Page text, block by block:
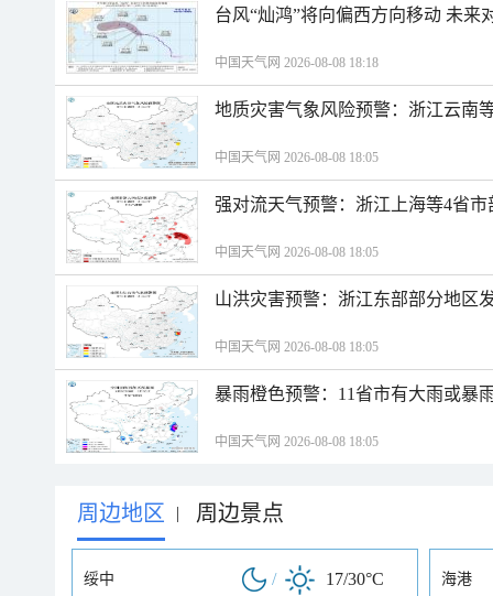
台风“灿鸿”将向偏西方向移动 未来
中国天气网 2026-08-08 18:18
地质灾害气象风险预警：浙江云南
中国天气网 2026-08-08 18:05
强对流天气预警：浙江上海等4省
中国天气网 2026-08-08 18:05
山洪灾害预警：浙江东部部分地区
中国天气网 2026-08-08 18:05
暴雨橙色预警：11省市有大雨或暴
中国天气网 2026-08-08 18:05
周边地区 | 周边景点
绥中 / 17/30°C 海港